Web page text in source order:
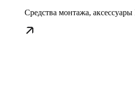
Средства монтажа,